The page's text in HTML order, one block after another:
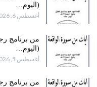
(اليوم…
أغسطس 6, 2026
من برنامج
(اليوم…
أغسطس 5, 2026
من برنامج